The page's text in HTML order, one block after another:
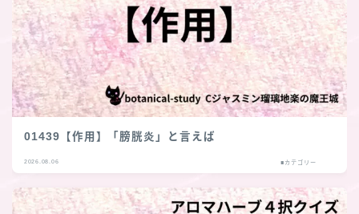
01439【作用】「膀胱炎」と言えば
2026.08.06 ■カテゴリー